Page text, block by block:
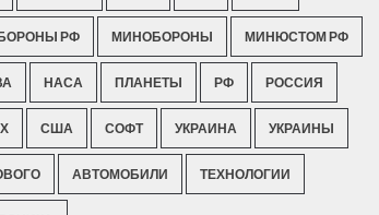
РФ МИНОБОРОНЫ МИНЮСТОМ РФ
НАСА ПЛАНЕТЫ РФ РОССИЯ
США СОФТ УКРАИНА УКРАИНЫ
АВТОМОБИЛИ ТЕХНОЛОГИИ